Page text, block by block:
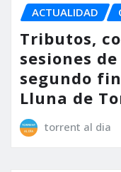
ACTUALIDAD
Tributos,
sesiones
segundo
Lluna de
torrent al dia